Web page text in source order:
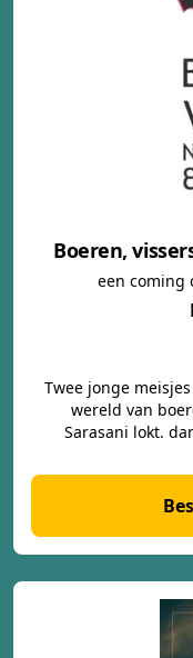
Boeren,
een coming
Twee jonge
wereld van
Sarasani lokt.